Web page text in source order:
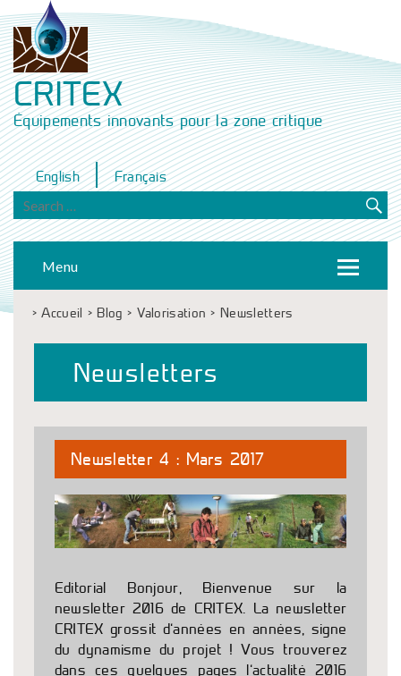
CRITEX
Équipements innovants pour la zone critique
English Français
Menu
>Accueil > Blog > Valorisation > Newsletters
Newsletters
Newsletter 4 : Mars 2017
Editorial Bonjour, Bienvenue sur la
newsletter 2016 de CRITEX. La newsletter
CRITEX grossit d’années en années, signe
du dynamisme du projet ! Vous trouverez
dans ces quelques pages l’actualité 2016